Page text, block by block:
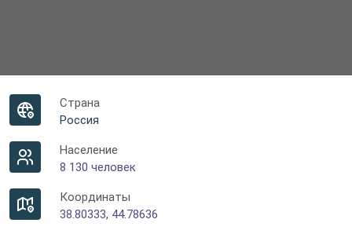
Страна
Россия
Население
8 130 человек
Координаты
38.80333, 44.78636